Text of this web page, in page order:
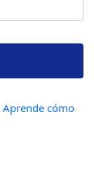
Aprende cómo